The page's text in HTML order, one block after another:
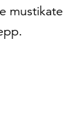
mustikate